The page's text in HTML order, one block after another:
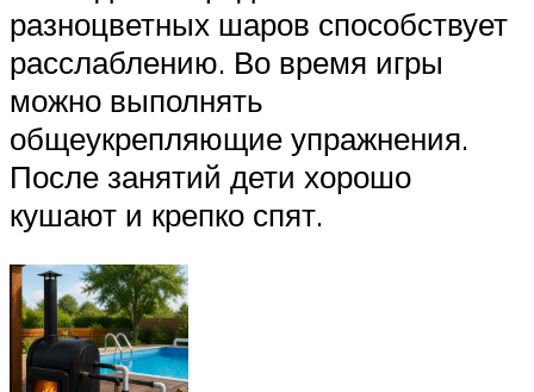
разноцветных шаров способствует
расслаблению. Во время игры
можно выполнять
общеукрепляющие упражнения.
После занятий дети хорошо
кушают и крепко спят.